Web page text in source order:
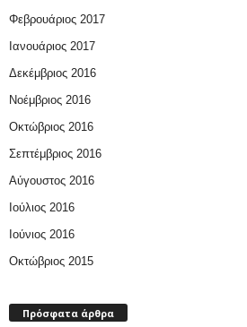
Φεβρουάριος 2017
Ιανουάριος 2017
Δεκέμβριος 2016
Νοέμβριος 2016
Οκτώβριος 2016
Σεπτέμβριος 2016
Αύγουστος 2016
Ιούλιος 2016
Ιούνιος 2016
Οκτώβριος 2015
Πρόσφατα άρθρα